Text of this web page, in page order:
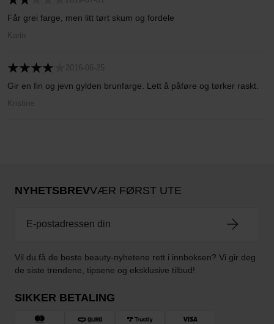
Får grei farge, men litt tørt skum og fordele
Karin
2016-06-25
Gir en fin og jevn gylden brunfarge. Lett å påføre og tørker raskt.
Kristine
NYHETSBREVVÆR FØRST UTE
Vil du få de beste beauty-nyhetene rett i innboksen? Vi gir deg
de siste trendene, tipsene og eksklusive tilbud!
SIKKER BETALING